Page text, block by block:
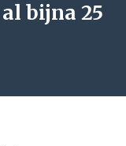
bijna 25